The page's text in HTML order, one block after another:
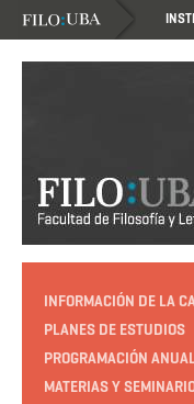
HTTP://
INFORMACIÓN DE LA
PLANES DE ESTUDIOS
PROGRAMACIÓN
MATERIAS Y